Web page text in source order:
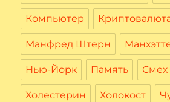
Компьютер
Манфред Штерн
Нью-Йорк Память Смех
Холестерин Холокост